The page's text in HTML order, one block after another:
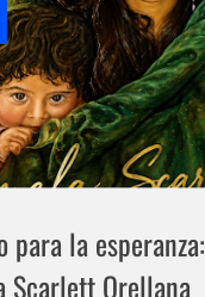
para la esperanza:
Scarlett Orellana